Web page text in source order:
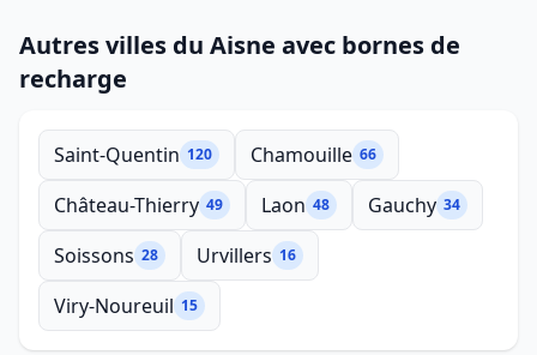
Autres villes du Aisne avec bornes de
recharge
Saint-Quentin 120 Chamouille 66
Château-Thierry 49 Laon 48 Gauchy 34
Soissons 28 Urvillers 16
Viry-Noureuil 15